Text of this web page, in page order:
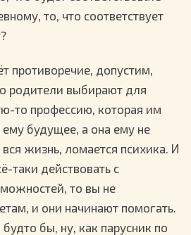
то, что соответствует
противоречие, допустим,
родители выбирают для
то профессию, которая им
ему будущее, а она ему не
жизнь, ломается психика. И
таки действовать с
то вы не
и они начинают помогать.
бы, ну, как парусник по